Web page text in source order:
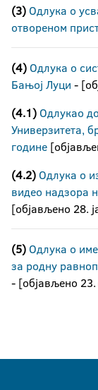
(3) Одлука о
отвореном
(4) Одлука о
Бањој Луци -
(4.1) Одлукао
Универзитета,
године
(4.2) Одлука о
видео надзора
[објављено 28.
(5) Одлука о
за родну
- [објављено